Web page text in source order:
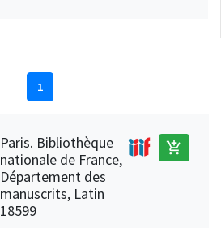
1
Paris. Bibliothèque
nationale de France,
Département des
manuscrits, Latin
18599
add_shopping_cart